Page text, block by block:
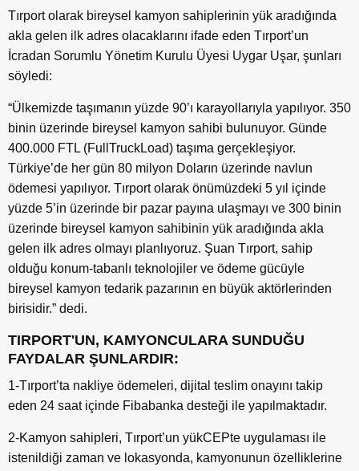
Tırport olarak bireysel kamyon sahiplerinin yük aradığında
akla gelen ilk adres olacaklarını ifade eden Tırport’un
İcradan Sorumlu Yönetim Kurulu Üyesi Uygar Uşar, şunları
söyledi:
“Ülkemizde taşımanın yüzde 90’ı karayollarıyla yapılıyor. 350
binin üzerinde bireysel kamyon sahibi bulunuyor. Günde
400.000 FTL (FullTruckLoad) taşıma gerçekleşiyor.
Türkiye’de her gün 80 milyon Doların üzerinde navlun
ödemesi yapılıyor. Tırport olarak önümüzdeki 5 yıl içinde
yüzde 5’in üzerinde bir pazar payına ulaşmayı ve 300 binin
üzerinde bireysel kamyon sahibinin yük aradığında akla
gelen ilk adres olmayı planlıyoruz. Şuan Tırport, sahip
olduğu konum-tabanlı teknolojiler ve ödeme gücüyle
bireysel kamyon tedarik pazarının en büyük aktörlerinden
birisidir.” dedi.
TIRPORT'UN, KAMYONCULARA SUNDUĞU
FAYDALAR ŞUNLARDIR:
1-Tırport’ta nakliye ödemeleri, dijital teslim onayını takip
eden 24 saat içinde Fibabanka desteği ile yapılmaktadır.
2-Kamyon sahipleri, Tırport’un yükCEPte uygulaması ile
istenildiği zaman ve lokasyonda, kamyonunun özelliklerine